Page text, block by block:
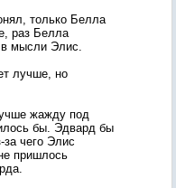
только Белла
раз Белла
в мысли Элис.
лучше, но
жажду под
бы. Эдвард бы
чего Элис
пришлось